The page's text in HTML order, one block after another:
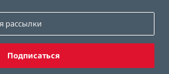
Подписаться